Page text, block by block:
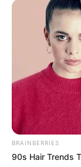
INTERI –
shumë i lumtur
Mundohem të
dhe dua ta
është në
babai im ka
pasionuar.
twitter, por në
për djalin e tij.
tim.”
NDRYSHIMI I
BRAINBERRIES
90s Hair Trends